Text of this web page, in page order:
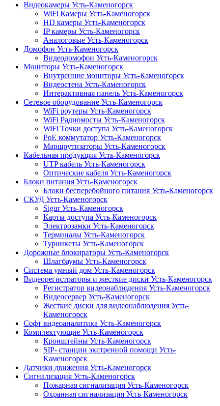
Видеокамеры Усть-Каменогорск
WiFi Камеры Усть-Каменогорск
HD камеры Усть-Каменогорск
IP камеры Усть-Каменогорск
Аналоговые Усть-Каменогорск
Домофон Усть-Каменогорск
Видеодомофон Усть-Каменогорск
Мониторы Усть-Каменогорск
Внутренние мониторы Усть-Каменогорск
Видеостена Усть-Каменогорск
Интерактивная панель Усть-Каменогорск
Сетевое оборудование Усть-Каменогорск
WiFi роутеры Усть-Каменогорск
WiFi Радиомосты Усть-Каменогорск
WiFi Точки доступа Усть-Каменогорск
PoE коммутатор Усть-Каменогорск
Маршрутизаторы Усть-Каменогорск
Кабельная продукция Усть-Каменогорск
UTP кабель Усть-Каменогорск
Оптические кабеля Усть-Каменогорск
Блоки питания Усть-Каменогорск
Блоки бесперебойного питания Усть-Каменогорск
СКУД Усть-Каменогорск
Sigur Усть-Каменогорск
Карты доступа Усть-Каменогорск
Электрозамки Усть-Каменогорск
Терминалы Усть-Каменогорск
Турникеты Усть-Каменогорск
Дорожные блокираторы Усть-Каменогорск
Шлагбаумы Усть-Каменогорск
Система умный дом Усть-Каменогорск
Видеорегистраторы и жесткие диски Усть-Каменогорск
Регистратор видеонаблюдения Усть-Каменогорск
Видеосервер Усть-Каменогорск
Жесткие диски для видеонаблюдения Усть-
Каменогорск
Софт видеоаналитика Усть-Каменогорск
Комплектующие Усть-Каменогорск
Кронштейны Усть-Каменогорск
SIP- станции экстренной помощи Усть-
Каменогорск
Датчики движения Усть-Каменогорск
Сигнализация Усть-Каменогорск
Пожарная сигнализация Усть-Каменогорск
Охранная сигнализация Усть-Каменогорск